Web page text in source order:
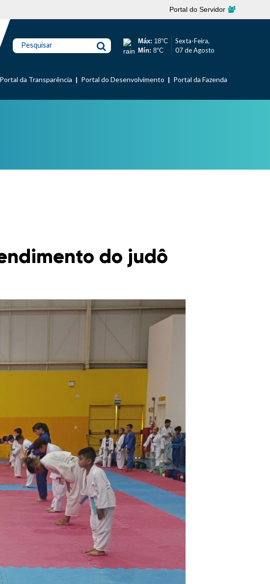
Portal do Servidor
Pesquisar Máx: 18°C
Mín: 8°C
Sexta-Feira,
07 de Agosto
Portal da Transparência Portal do Desenvolvimento Portal da Fazenda
do judô